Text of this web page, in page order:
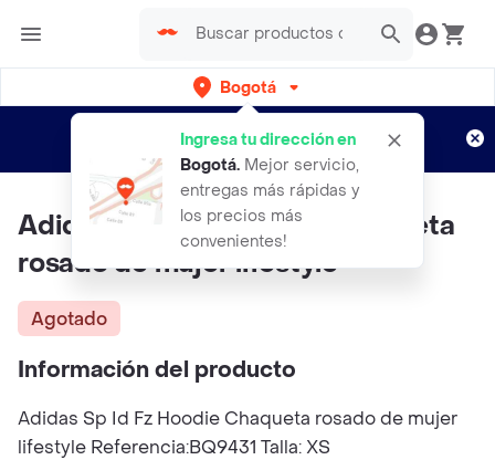
Bogotá
Ingresa tu dirección en
Bogotá. Mejor servicio,
entregas más rápidas y
los precios más
convenientes!
envíos gratis por semanas
Aplican TyC
Adidas Sp Id Fz Hoodie Chaqueta
rosado de mujer lifestyle
Agotado
Información del producto
Adidas Sp Id Fz Hoodie Chaqueta rosado de mujer
lifestyle Referencia:BQ9431 Talla: XS